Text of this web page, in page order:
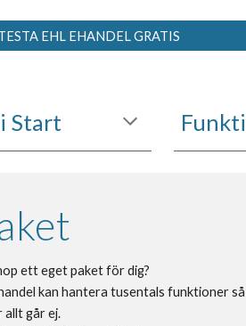
EHL EHANDEL GRATIS
Start
ett eget paket för dig?
kan hantera tusentals funktioner
allt går ej.